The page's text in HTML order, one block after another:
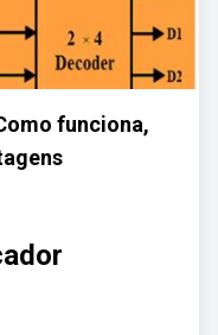
funciona,